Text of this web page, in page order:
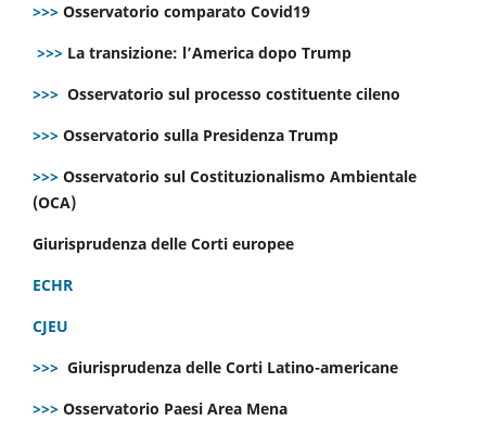
>>> Osservatorio comparato Covid19
>>> La transizione: l’America dopo Trump
>>> Osservatorio sul processo costituente cileno
>>> Osservatorio sulla Presidenza Trump
>>> Osservatorio sul Costituzionalismo Ambientale
(OCA)
Giurisprudenza delle Corti europee
ECHR
CJEU
>>> Giurisprudenza delle Corti Latino-americane
>>> Osservatorio Paesi Area Mena